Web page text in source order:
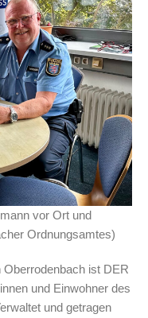
vor Ort und
Ordnungsamtes)
ist DER
und Einwohner des
und getragen